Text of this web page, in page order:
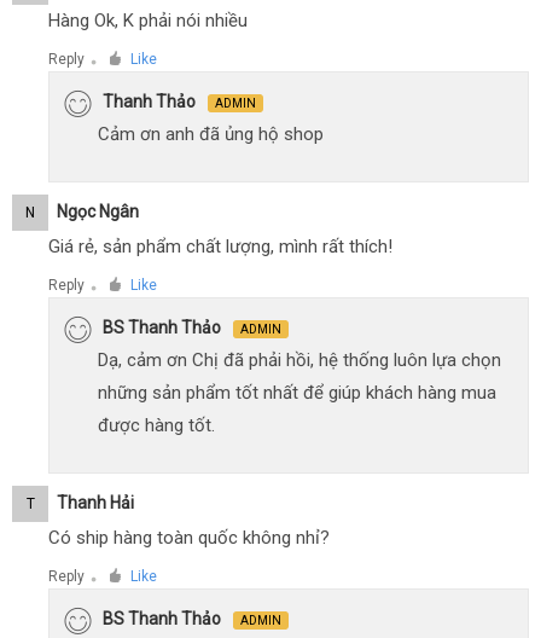
Hàng Ok, K phải nói nhiều
Reply ● Like
Thanh Thảo ADMIN
Cảm ơn anh đã ủng hộ shop
N Ngọc Ngân
Giá rẻ, sản phẩm chất lượng, mình rất thích!
Reply ● Like
BS Thanh Thảo ADMIN
Dạ, cảm ơn Chị đã phải hồi, hệ thống luôn lựa chọn
những sản phẩm tốt nhất để giúp khách hàng mua
được hàng tốt.
T Thanh Hải
Có ship hàng toàn quốc không nhỉ?
Reply ● Like
BS Thanh Thảo ADMIN